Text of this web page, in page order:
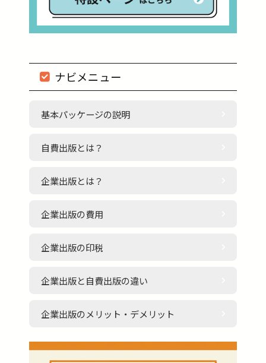
ナビメニュー
基本パッケージの説明
自費出版とは？
企業出版とは？
企業出版の費用
企業出版の印税
企業出版と自費出版の違い
企業出版のメリット・デメリット